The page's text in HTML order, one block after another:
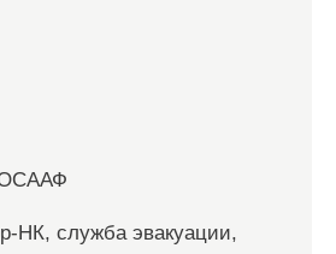
НК, служба эвакуации,